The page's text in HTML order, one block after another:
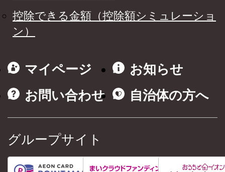
控除できる金額（控除額シミュレーショ
ン）
マイページ
お知らせ
お問い合わせ
自治体の方へ
グループサイト